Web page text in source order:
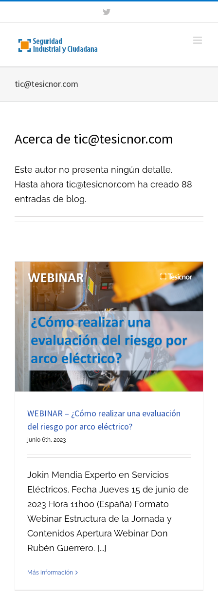
al
contenido
Twitter
tic@tesicnor.com
Acerca de tic@tesicnor.com
Este autor no presenta ningún detalle.
Hasta ahora tic@tesicnor.com ha creado 88
entradas de blog.
WEBINAR – ¿Cómo realizar una evaluación
del riesgo por arco eléctrico?
junio 6th, 2023
Jokin Mendia Experto en Servicios
Eléctricos. Fecha Jueves 15 de junio de
2023 Hora 11h00 (España) Formato
Webinar Estructura de la Jornada y
Contenidos Apertura Webinar Don
Rubén Guerrero. [...]
Más información